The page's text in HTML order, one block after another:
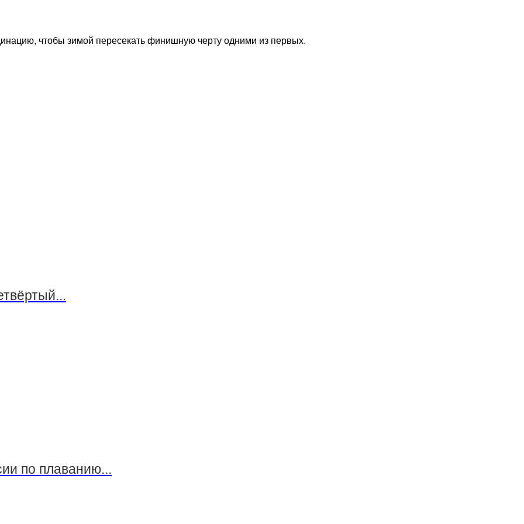
чтобы зимой пересекать финишную черту одними из первых.
по плаванию...